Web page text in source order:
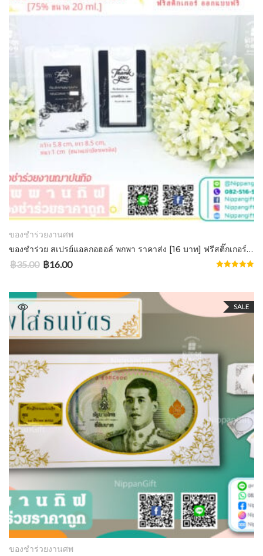
ADD TO CART
ของชำร่วยงานศพ
ของชําร่วย สเปรย์แอลกอฮอล์ พกพา ราคาส่ง [16 บาท] ฟรีสติ๊กเกอร์ ออกแบบฟรี
฿35.00 ฿16.00
SALE
ADD TO CART
ของชำร่วยงานศพ